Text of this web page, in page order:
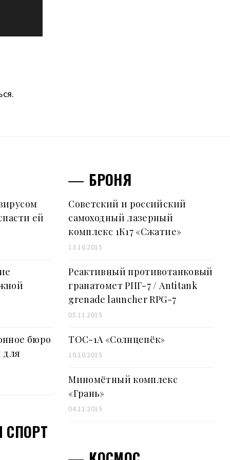
.
ей
бюро
для
БРОНЯ
Советский и российский
самоходный лазерный
комплекс 1К17 «Сжатие»
13.10.2015
Реактивный противотанковый
гранатомет РПГ-7 / Antitank
grenade launcher RPG-7
05.11.2015
ТОС-1А «Солнцепёк»
10.10.2015
Миномётный комплекс
«Грань»
04.11.2015